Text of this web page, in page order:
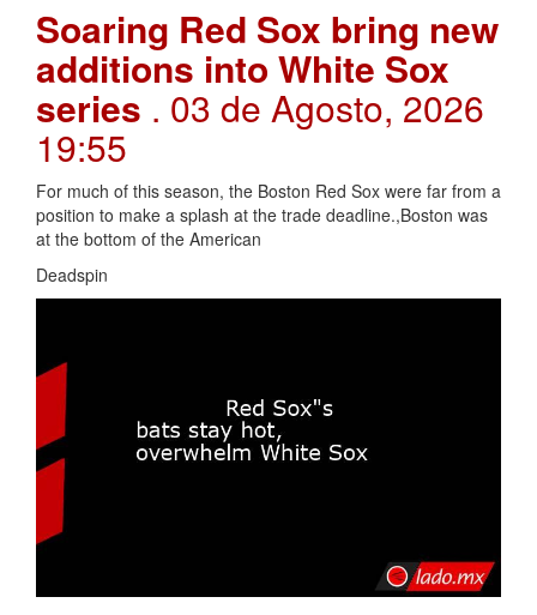
Soaring Red Sox bring new
additions into White Sox
series . 03 de Agosto, 2026
19:55
For much of this season, the Boston Red Sox were far from a
position to make a splash at the trade deadline.,Boston was
at the bottom of the American
Deadspin